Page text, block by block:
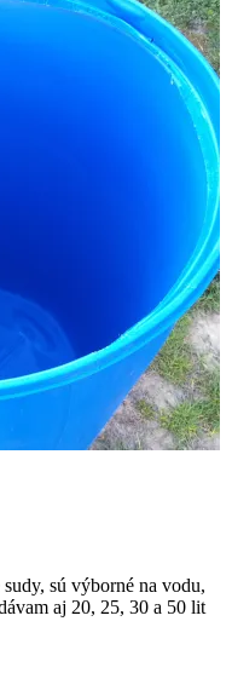
sú výborné na vodu,
aj 20, 25, 30 a 50 lit